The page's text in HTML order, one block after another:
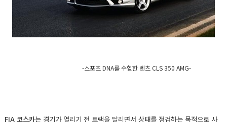
-스포츠 DNA를 수혈한 벤츠 CLS 350 AMG-
FIA 코스카는 경기가 열리기 전 트랙을 달리면서 상태를 점검하는 목적으로 사